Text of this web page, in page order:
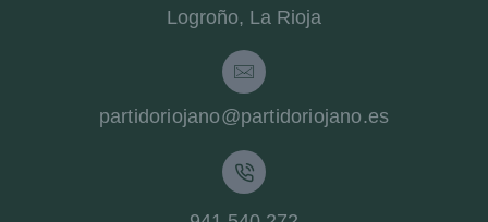
Logroño, La Rioja
partidoriojano@partidoriojano.es